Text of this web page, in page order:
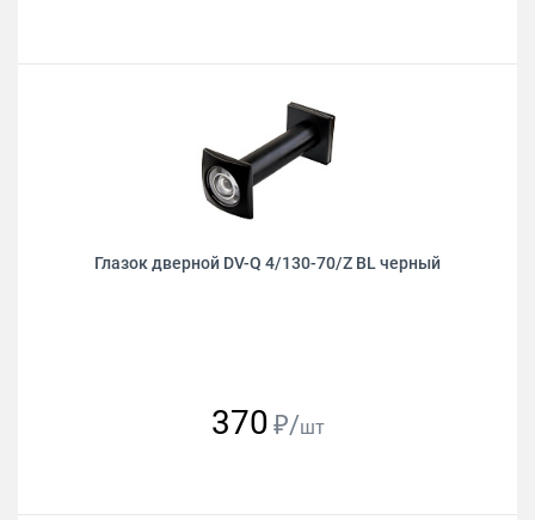
Глазок дверной DV-Q 4/130-70/Z BL черный
370 ₽/шт